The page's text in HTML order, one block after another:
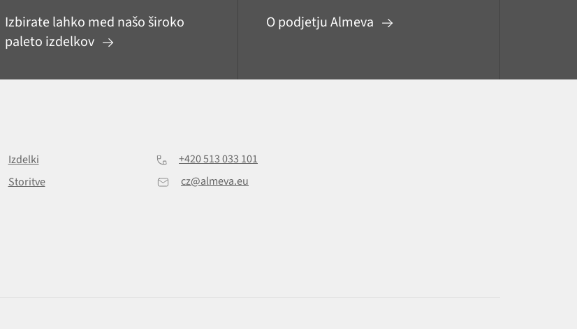
Izbirate lahko med našo široko
paleto izdelkov
O podjetju Almeva
Izdelki
Storitve
+420 513 033 101
cz@almeva.eu